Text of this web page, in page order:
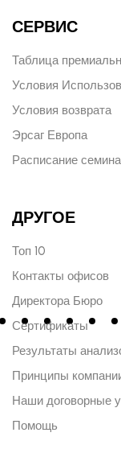
СЕРВИС
Таблица
Условия
Условия возврата
Эрсаг Европа
Расписание
ДРУГОЕ
Топ 10
Контакты офисов
Директора Бюро
Сертификаты
Результаты
Принципы
Наши договорные
Помощь